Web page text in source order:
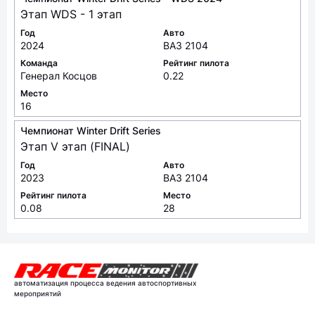
Этап WDS - 1 этап
Год
2024
Авто
ВАЗ 2104
Команда
Генерал Косцов
Рейтинг пилота
0.22
Место
16
Чемпионат Winter Drift Series
Этап V этап (FINAL)
Год
2023
Авто
ВАЗ 2104
Рейтинг пилота
0.08
Место
28
автоматизация процесса ведения автоспортивных
мероприятий